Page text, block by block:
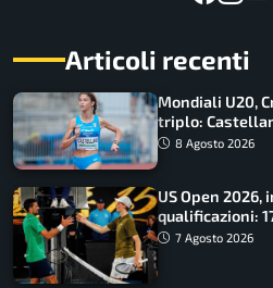
Articoli recenti
Mondiali U20,
triplo:
finale
8 Agosto 2026
US Open
qualificazioni:
draw7 Agosto 2026